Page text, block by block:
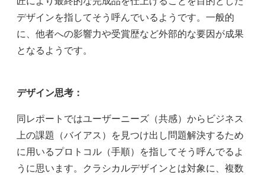
デザインを指してそう呼んでいるようです。一般的
に、他者への影響力や受賞歴など外部的な要因が成果
となるようです。
デザイン思考：
同レポートではユーザーニーズ（共感）からビジネス
上の課題（バイアス）を見つけ出し問題解決するため
に用いるプロトコル（手順）を指してそう呼んでるよ
うに思います。クラシカルデザインとは対象に、複数